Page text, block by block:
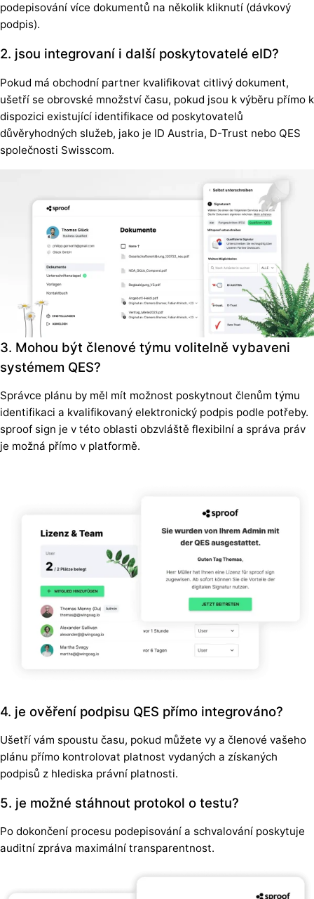
podepisování více dokumentů na několik kliknutí (dávkový
podpis).
2. jsou integrovaní i další poskytovatelé eID?
Pokud má obchodní partner kvalifikovat citlivý dokument,
ušetří se obrovské množství času, pokud jsou k výběru přímo k
dispozici existující identifikace od poskytovatelů
důvěryhodných služeb, jako je ID Austria, D-Trust nebo QES
společnosti Swisscom.
3. Mohou být členové týmu volitelně vybaveni
systémem QES?
Správce plánu by měl mít možnost poskytnout členům týmu
identifikaci a kvalifikovaný elektronický podpis podle potřeby.
sproof sign je v této oblasti obzvláště flexibilní a správa práv
je možná přímo v platformě.
4. je ověření podpisu QES přímo integrováno?
Ušetří vám spoustu času, pokud můžete vy a členové vašeho
plánu přímo kontrolovat platnost vydaných a získaných
podpisů z hlediska právní platnosti.
5. je možné stáhnout protokol o testu?
Po dokončení procesu podepisování a schvalování poskytuje
auditní zpráva maximální transparentnost.